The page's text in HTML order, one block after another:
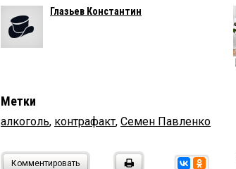
Глазьев Константин
Метки
алкоголь, контрафакт, Семен Павленко
Комментировать